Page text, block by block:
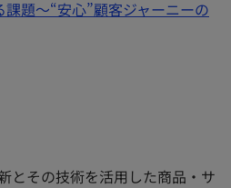
題～“安心”顧客ジャーニーの
とその技術を活用した商品・サ